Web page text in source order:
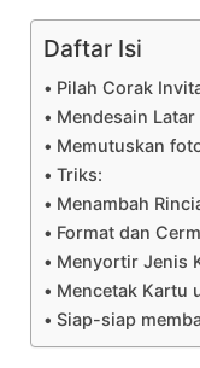
Daftar Isi
Pilah Corak
Mendesain
Memutuskan
Triks:
Menambah
Format dan
Menyortir Jenis
Mencetak Kartu
Siap-siap